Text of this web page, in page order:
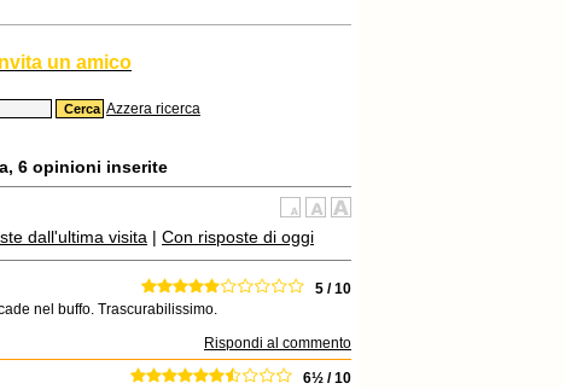
un amico
Azzera ricerca
6 opinioni inserite
dall'ultima visita | Con risposte di oggi
5 / 10
nel buffo. Trascurabilissimo.
Rispondi al commento
6½ / 10